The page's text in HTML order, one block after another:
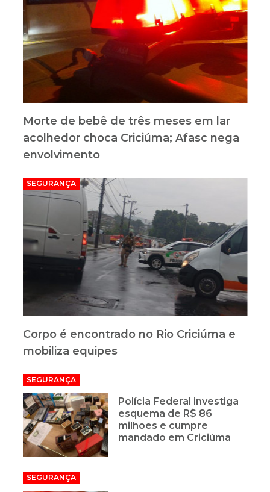
Morte de bebê de três meses em lar
acolhedor choca Criciúma; Afasc nega
envolvimento
SEGURANÇA
Corpo é encontrado no Rio Criciúma e
mobiliza equipes
SEGURANÇA
Polícia Federal investiga
esquema de R$ 86
milhões e cumpre
mandado em Criciúma
SEGURANÇA